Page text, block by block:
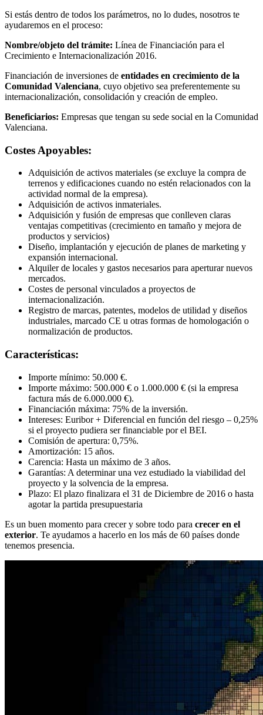
Si estás dentro de todos los parámetros, no lo dudes, nosotros te
ayudaremos en el proceso:
Nombre/objeto del trámite: Línea de Financiación para el
Crecimiento e Internacionalización 2016.
Financiación de inversiones de entidades en crecimiento de la
Comunidad Valenciana, cuyo objetivo sea preferentemente su
internacionalización, consolidación y creación de empleo.
Beneficiarios: Empresas que tengan su sede social en la Comunidad
Valenciana.
Costes Apoyables:
Adquisición de activos materiales (se excluye la compra de
terrenos y edificaciones cuando no estén relacionados con la
actividad normal de la empresa).
Adquisición de activos inmateriales.
Adquisición y fusión de empresas que conlleven claras
ventajas competitivas (crecimiento en tamaño y mejora de
productos y servicios)
Diseño, implantación y ejecución de planes de marketing y
expansión internacional.
Alquiler de locales y gastos necesarios para aperturar nuevos
mercados.
Costes de personal vinculados a proyectos de
internacionalización.
Registro de marcas, patentes, modelos de utilidad y diseños
industriales, marcado CE u otras formas de homologación o
normalización de productos.
Características:
Importe mínimo: 50.000 €.
Importe máximo: 500.000 € o 1.000.000 € (si la empresa
factura más de 6.000.000 €).
Financiación máxima: 75% de la inversión.
Intereses: Euribor + Diferencial en función del riesgo – 0,25%
si el proyecto pudiera ser financiable por el BEI.
Comisión de apertura: 0,75%.
Amortización: 15 años.
Carencia: Hasta un máximo de 3 años.
Garantías: A determinar una vez estudiado la viabilidad del
proyecto y la solvencia de la empresa.
Plazo: El plazo finalizara el 31 de Diciembre de 2016 o hasta
agotar la partida presupuestaria
Es un buen momento para crecer y sobre todo para crecer en el
exterior. Te ayudamos a hacerlo en los más de 60 países donde
tenemos presencia.